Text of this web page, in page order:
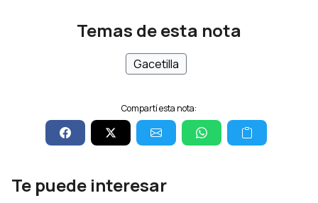
Temas de esta nota
Gacetilla
Compartí esta nota:
Te puede interesar